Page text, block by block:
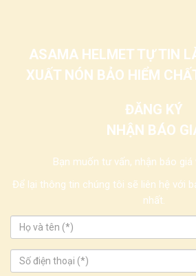
ASAMA HELMET TỰ TIN
XUẤT NÓN BẢO HIỂM
ĐĂNG KÝ
NHẬN BÁO
Bạn muốn tư vấn, nhận báo giá
Để lại thông tin chúng tôi sẽ liên hệ với
nhất.